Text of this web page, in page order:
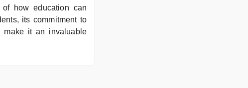
how education can
its commitment to
make it an invaluable